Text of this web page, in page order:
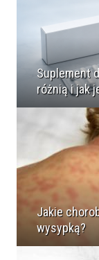
Suplement
różnią i jak
Jakie
wysypką?